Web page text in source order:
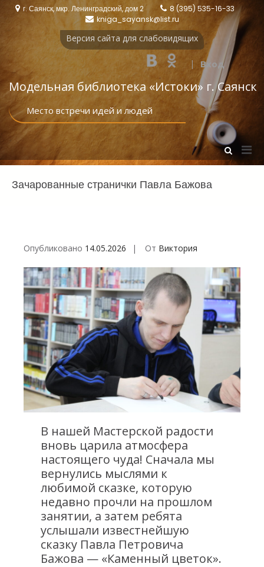
Перейтиг. Саянск, мкр. Ленинградский, дом 2
8 (395) 535-16-33
kniga_sayansk@list.ru
Версия сайта для слабовидящих
| Вход
Модельная библиотека «Истоки‎» г. Саянск
Место встречи идей и людей
Показать
форму
Зачарованные странички Павла Бажова
Опубликовано 14.05.2026 От Виктория
В нашей Мастерской радости
вновь царила атмосфера
настоящего чуда! Сначала мы
вернулись мыслями к
любимой сказке, которую
недавно прочли на прошлом
занятии, а затем ребята
услышали известнейшую
сказку Павла Петровича
Бажова — «Каменный цветок».
Навигация
по
записям